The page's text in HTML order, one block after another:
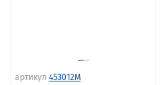
артикул 453012M